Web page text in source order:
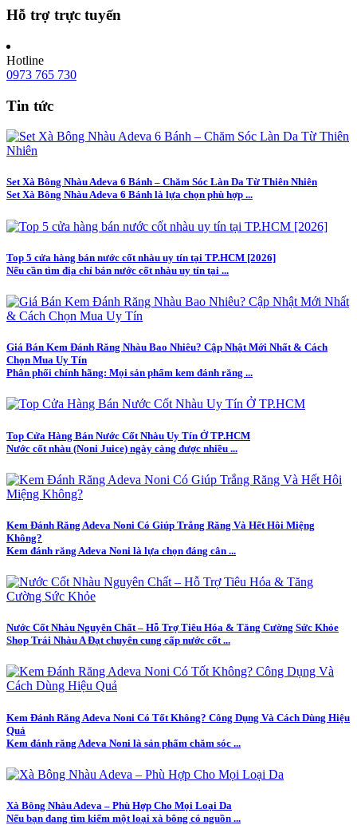
Hỗ trợ trực tuyến
Hotline
0973 765 730
Tin tức
Set Xà Bông Nhàu Adeva 6 Bánh – Chăm Sóc Làn Da Từ Thiên Nhiên
Set Xà Bông Nhàu Adeva 6 Bánh là lựa chọn phù hợp ...
Top 5 cửa hàng bán nước cốt nhàu uy tín tại TP.HCM [2026]
Nếu cần tìm địa chỉ bán nước cốt nhàu uy tín tại ...
Giá Bán Kem Đánh Răng Nhàu Bao Nhiêu? Cập Nhật Mới Nhất & Cách
Chọn Mua Uy Tín
Phân phối chính hãng: Mọi sản phẩm kem đánh răng ...
Top Cửa Hàng Bán Nước Cốt Nhàu Uy Tín Ở TP.HCM
Nước cốt nhàu (Noni Juice) ngày càng được nhiều ...
Kem Đánh Răng Adeva Noni Có Giúp Trắng Răng Và Hết Hôi Miệng
Không?
Kem đánh răng Adeva Noni là lựa chọn đáng cân ...
Nước Cốt Nhàu Nguyên Chất – Hỗ Trợ Tiêu Hóa & Tăng Cường Sức Khỏe
Shop Trái Nhàu A Đạt chuyên cung cấp nước cốt ...
Kem Đánh Răng Adeva Noni Có Tốt Không? Công Dụng Và Cách Dùng Hiệu
Quả
Kem đánh răng Adeva Noni là sản phẩm chăm sóc ...
Xà Bông Nhàu Adeva – Phù Hợp Cho Mọi Loại Da
Nếu bạn đang tìm kiếm một loại xà bông có nguồn ...